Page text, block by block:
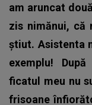
am aruncat
zis nimănui, că
știut. Asistenta
exemplu!
ficatul meu nu
frisoane